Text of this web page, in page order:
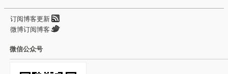
订阅博客更新
微博订阅博客
微信公众号